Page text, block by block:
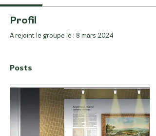
Profil
A rejoint le groupe le : 8 mars 2024
Posts